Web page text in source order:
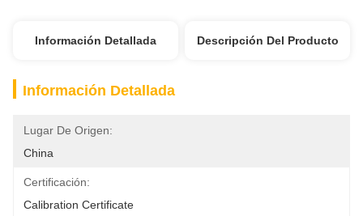
Información Detallada Descripción Del Producto
Información Detallada
Lugar De Origen:
China
Certificación:
Calibration Certificate